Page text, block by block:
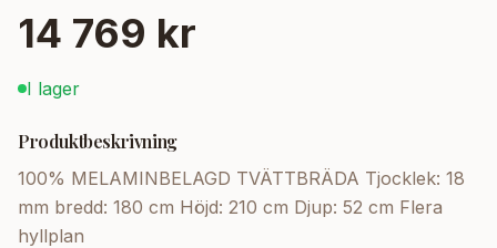
14 769 kr
I lager
Produktbeskrivning
100% MELAMINBELAGD TVÄTTBRÄDA Tjocklek: 18
mm bredd: 180 cm Höjd: 210 cm Djup: 52 cm Flera
hyllplan